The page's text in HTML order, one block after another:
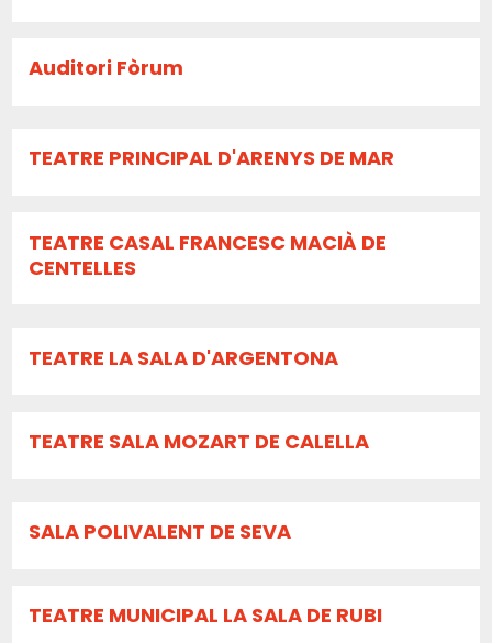
Auditori Fòrum
TEATRE PRINCIPAL D'ARENYS DE MAR
TEATRE CASAL FRANCESC MACIÀ DE
CENTELLES
TEATRE LA SALA D'ARGENTONA
TEATRE SALA MOZART DE CALELLA
SALA POLIVALENT DE SEVA
TEATRE MUNICIPAL LA SALA DE RUBI